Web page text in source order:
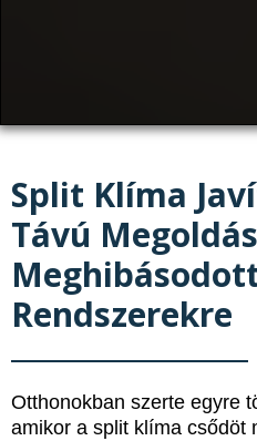
Split Klíma
Távú
Rendszerekre
Otthonokban szerte egyre
amikor a split klíma csődöt